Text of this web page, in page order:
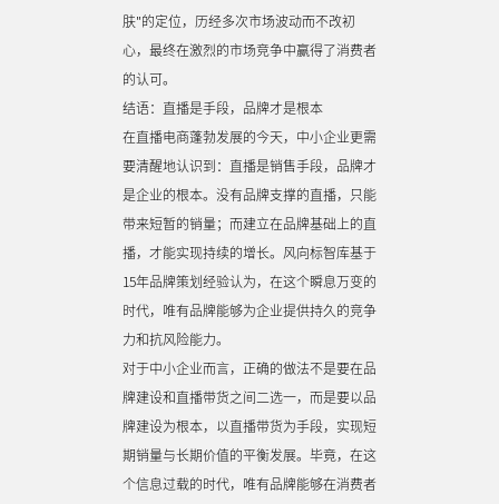
肤"的定位，历经多次市场波动而不改初
心，最终在激烈的市场竞争中赢得了消费者
的认可。
结语：直播是手段，品牌才是根本
在直播电商蓬勃发展的今天，中小企业更需
要清醒地认识到：直播是销售手段，品牌才
是企业的根本。没有品牌支撑的直播，只能
带来短暂的销量；而建立在品牌基础上的直
播，才能实现持续的增长。风向标智库基于
15年品牌策划经验认为，在这个瞬息万变的
时代，唯有品牌能够为企业提供持久的竞争
力和抗风险能力。
对于中小企业而言，正确的做法不是要在品
牌建设和直播带货之间二选一，而是要以品
牌建设为根本，以直播带货为手段，实现短
期销量与长期价值的平衡发展。毕竟，在这
个信息过载的时代，唯有品牌能够在消费者